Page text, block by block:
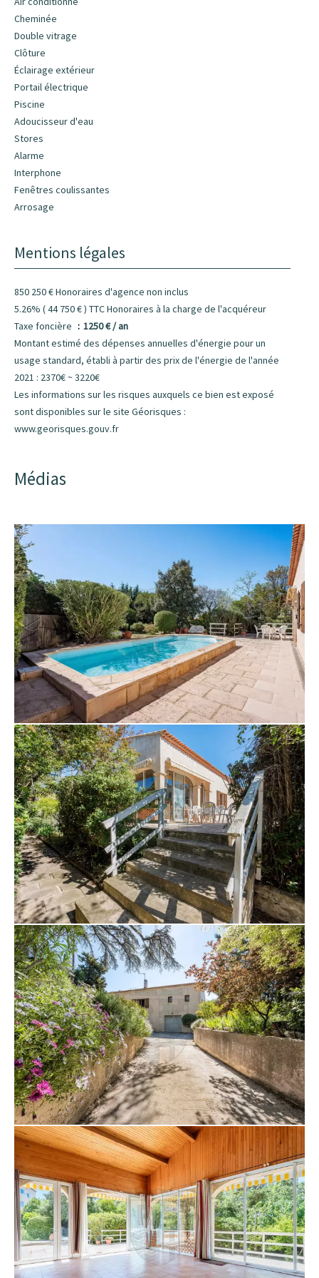
Cheminée
Double vitrage
Clôture
Éclairage extérieur
Portail électrique
Piscine
Adoucisseur d'eau
Stores
Alarme
Interphone
Fenêtres coulissantes
Arrosage
Mentions légales
850 250 € Honoraires d'agence non inclus
5.26% ( 44 750 € ) TTC Honoraires à la charge de l'acquéreur
Taxe foncière
1250 € / an
Montant estimé des dépenses annuelles d'énergie pour un
usage standard, établi à partir des prix de l'énergie de l'année
2021 : 2370€ ~ 3220€
Les informations sur les risques auxquels ce bien est exposé
sont disponibles sur le site Géorisques :
www.georisques.gouv.fr
Médias